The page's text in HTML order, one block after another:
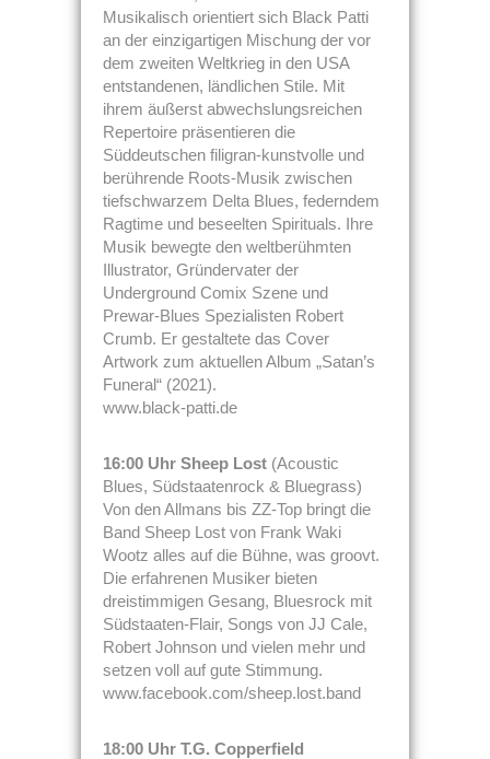
Musikalisch orientiert sich Black Patti
an der einzigartigen Mischung der vor
dem zweiten Weltkrieg in den USA
entstandenen, ländlichen Stile. Mit
ihrem äußerst abwechslungsreichen
Repertoire präsentieren die
Süddeutschen filigran-kunstvolle und
berührende Roots-Musik zwischen
tiefschwarzem Delta Blues, federndem
Ragtime und beseelten Spirituals. Ihre
Musik bewegte den weltberühmten
Illustrator, Gründervater der
Underground Comix Szene und
Prewar-Blues Spezialisten Robert
Crumb. Er gestaltete das Cover
Artwork zum aktuellen Album „Satan’s
Funeral“ (2021).
www.black-patti.de
16:00 Uhr Sheep Lost (Acoustic
Blues, Südstaatenrock & Bluegrass)
Von den Allmans bis ZZ-Top bringt die
Band Sheep Lost von Frank Waki
Wootz alles auf die Bühne, was groovt.
Die erfahrenen Musiker bieten
dreistimmigen Gesang, Bluesrock mit
Südstaaten-Flair, Songs von JJ Cale,
Robert Johnson und vielen mehr und
setzen voll auf gute Stimmung.
www.facebook.com/sheep.lost.band
18:00 Uhr T.G. Copperfield